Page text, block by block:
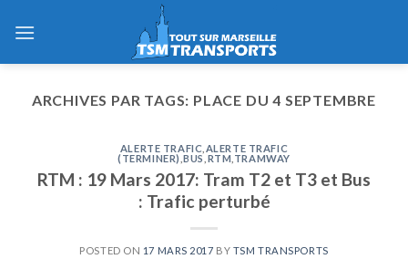
ARCHIVES PAR TAGS: PLACE DU 4 SEPTEMBRE
ALERTE TRAFIC ALERTE TRAFIC
(TERMINER) ,BUS RTM TRAMWAY
RTM : 19 Mars 2017: Tram T2 et T3 et Bus
: Trafic perturbé
POSTED ON 17 MARS 2017 BY TSM TRANSPORTS